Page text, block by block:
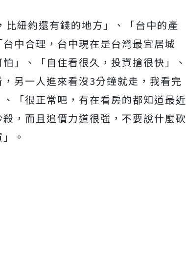
紐約還有錢的地方」、「台中的產
中合理，台中現在是台灣最宜居城
」、「自住看很久，投資搶很快」、
另一人進來看沒3分鐘就走，我看完
「很正常吧，有在看房的都知道最近
，而且追價力道很強，不要說什麼砍
。